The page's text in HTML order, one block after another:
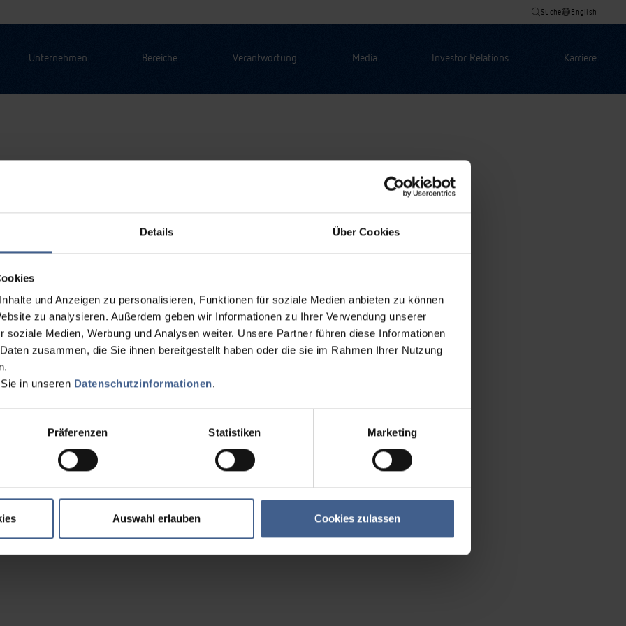
Details Über Cookies
und Anzeigen zu personalisieren, Funktionen für soziale Medien anbieten zu können
zu analysieren. Außerdem geben wir Informationen zu Ihrer Verwendung unserer
soziale Medien, Werbung und Analysen weiter. Unsere Partner führen diese Informationen
zusammen, die Sie ihnen bereitgestellt haben oder die sie im Rahmen Ihrer Nutzung
in unseren Datenschutzinformationen.
Präferenzen Statistiken Marketing
Auswahl erlauben Cookies zulassen
Suche English
Unternehmen Bereiche Verantwortung Media Investor Relations Karriere